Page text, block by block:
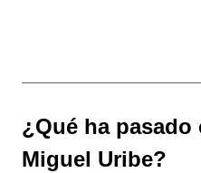
¿Qué ha pasado
Miguel Uribe?